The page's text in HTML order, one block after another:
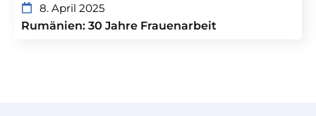
8. April 2025
Rumänien: 30 Jahre Frauenarbeit